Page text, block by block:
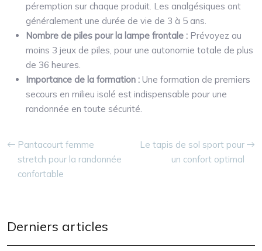
péremption sur chaque produit. Les analgésiques ont
généralement une durée de vie de 3 à 5 ans.
Nombre de piles pour la lampe frontale : Prévoyez au
moins 3 jeux de piles, pour une autonomie totale de plus
de 36 heures.
Importance de la formation : Une formation de premiers
secours en milieu isolé est indispensable pour une
randonnée en toute sécurité.
Pantacourt femme
stretch pour la randonnée
confortable
Le tapis de sol sport pour
un confort optimal
Derniers articles